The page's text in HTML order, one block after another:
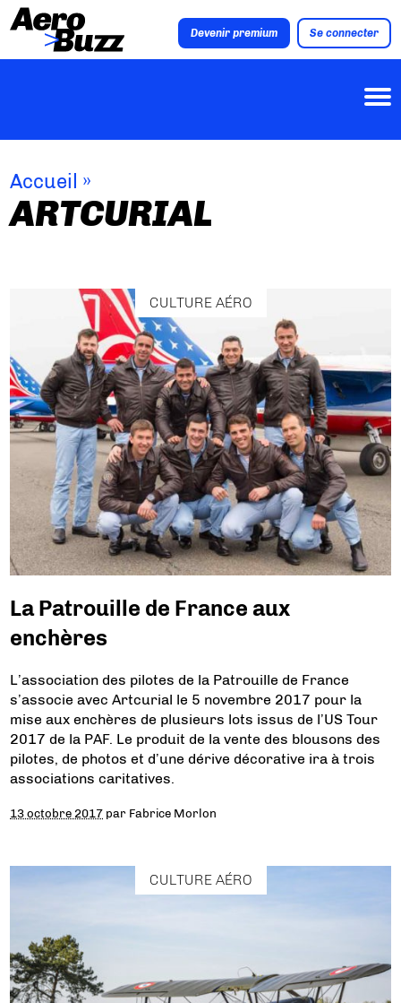
Devenir premium Se connecter
Accueil »
ARTCURIAL
CULTURE AÉRO
La Patrouille de France aux
enchères
L’association des pilotes de la Patrouille de France
s’associe avec Artcurial le 5 novembre 2017 pour la
mise aux enchères de plusieurs lots issus de l’US Tour
2017 de la PAF. Le produit de la vente des blousons des
pilotes, de photos et d’une dérive décorative ira à trois
associations caritatives.
13 octobre 2017 par Fabrice Morlon
CULTURE AÉRO